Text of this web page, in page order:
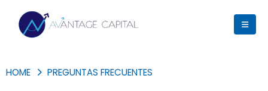
HOME PREGUNTAS FRECUENTES